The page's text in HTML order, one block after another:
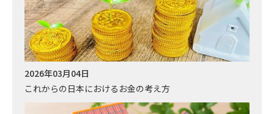
2026年03月04日
これからの日本におけるお金の考え方